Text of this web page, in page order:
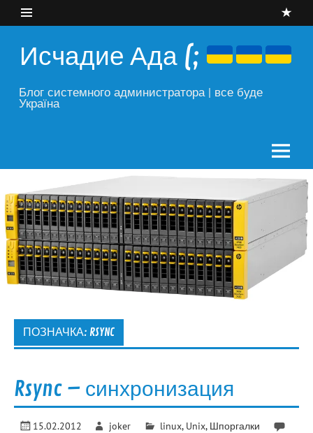
content
Исчадие Ада (;
Блог системного администратора | все буде
Україна
ПОЗНАЧКА: RSYNC
Rsync – синхронизация
15.02.2012 joker linux, Unix, Шпоргалки